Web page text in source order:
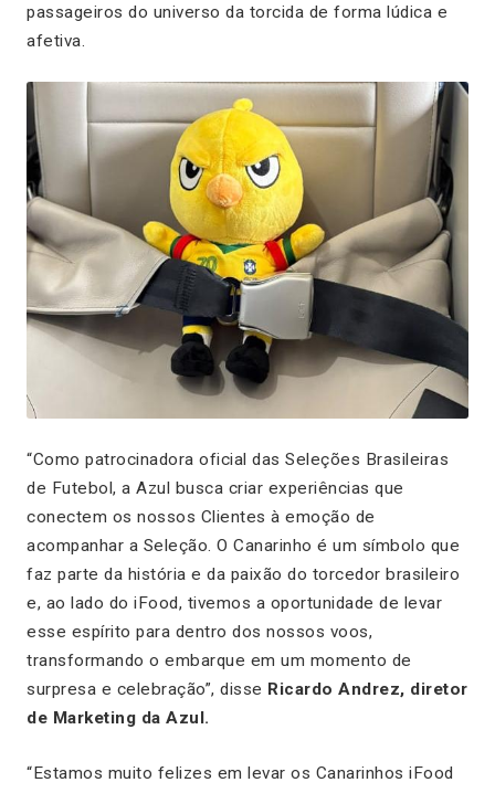
passageiros do universo da torcida de forma lúdica e
afetiva.
“Como patrocinadora oficial das Seleções Brasileiras
de Futebol, a Azul busca criar experiências que
conectem os nossos Clientes à emoção de
acompanhar a Seleção. O Canarinho é um símbolo que
faz parte da história e da paixão do torcedor brasileiro
e, ao lado do iFood, tivemos a oportunidade de levar
esse espírito para dentro dos nossos voos,
transformando o embarque em um momento de
surpresa e celebração”, disse Ricardo Andrez, diretor
de Marketing da Azul.
“Estamos muito felizes em levar os Canarinhos iFood